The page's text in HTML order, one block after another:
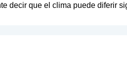
decir que el clima puede diferir